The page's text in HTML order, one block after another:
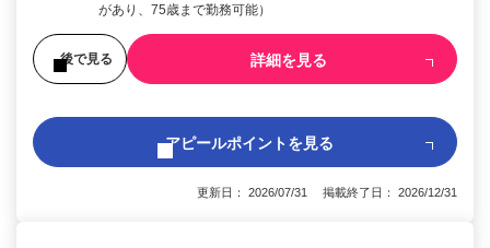
があり、75歳まで勤務可能）
後で見る 詳細を見る
アピールポイントを見る
更新日： 2026/07/31 掲載終了日： 2026/12/31